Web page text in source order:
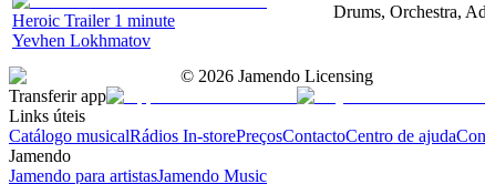
Heroic Trailer 1 minute
Yevhen Lokhmatov
Drums, Orchestra,
© 2026 Jamendo Licensing
Transferir app
Links úteis
Catálogo musicalRádios In-storePreçosContactoCentro de ajuda
Jamendo
Jamendo para artistasJamendo Music